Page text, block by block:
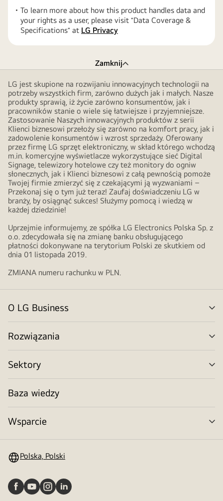
To learn more about how this product handles data and
your rights as a user, please visit ″Data Coverage &
Specifications″ at LG Privacy
Zamknij
LG jest skupione na rozwijaniu innowacyjnych technologii na
potrzeby wszystkich firm, zarówno dużych jak i małych. Nasze
produkty sprawią, iż życie zarówno konsumentów, jak i
pracowników stanie o wiele się łatwiejsze i przyjemniejsze.
Zastosowanie Naszych innowacyjnych produktów z serii
Klienci biznesowi przełoży się zarówno na komfort pracy, jak i
zadowolenie konsumentów i wzrost sprzedaży. Oferowany
przez firmę LG sprzęt elektroniczny, w skład którego wchodzą
m.in. komercyjne wyświetlacze wykorzystujące sieć Digital
Signage, telewizory hotelowe czy też monitory do ogniw
słonecznych, jak i Klienci biznesowi z całą pewnością pomoże
Twojej firmie zmierzyć się z czekającymi ją wyzwaniami –
Przekonaj się o tym już teraz! Zaufaj doświadczeniu LG w
branży, by osiągnąć sukces! Służymy pomocą i wiedzą w
każdej dziedzinie!
Uprzejmie informujemy, ze spółka LG Electronics Polska Sp. z
o.o. zdecydowała się na zmianę banku obsługującego
płatności dokonywane na terytorium Polski ze skutkiem od
dnia 01 listopada 2019.
ZMIANA numeru rachunku w PLN.
O LG Business
Rozwiązania
Sektory
Baza wiedzy
Wsparcie
Polska, Polski